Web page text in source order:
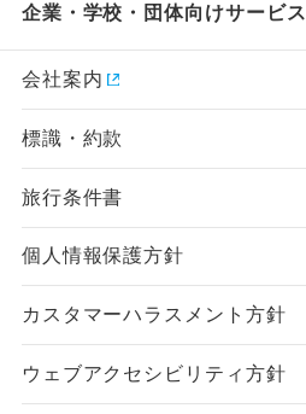
企業・学校・団体向けサービス
会社案内
標識・約款
旅行条件書
個人情報保護方針
カスタマーハラスメント方針
ウェブアクセシビリティ方針